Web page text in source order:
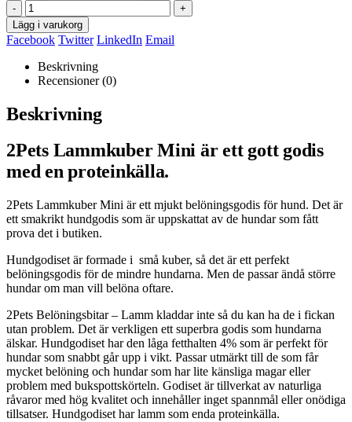
-
+
Lägg i varukorg
Facebook Twitter LinkedIn Email
Beskrivning
Recensioner (0)
Beskrivning
2Pets Lammkuber Mini är ett gott godis
med en proteinkälla.
2Pets Lammkuber Mini är ett mjukt belöningsgodis för hund. Det är
ett smakrikt hundgodis som är uppskattat av de hundar som fått
prova det i butiken.
Hundgodiset är formade i små kuber, så det är ett perfekt
belöningsgodis för de mindre hundarna. Men de passar ändå större
hundar om man vill belöna oftare.
2Pets Belöningsbitar – Lamm kladdar inte så du kan ha de i fickan
utan problem. Det är verkligen ett superbra godis som hundarna
älskar. Hundgodiset har den låga fetthalten 4% som är perfekt för
hundar som snabbt går upp i vikt. Passar utmärkt till de som får
mycket belöning och hundar som har lite känsliga magar eller
problem med bukspottskörteln. Godiset är tillverkat av naturliga
råvaror med hög kvalitet och innehåller inget spannmål eller onödiga
tillsatser. Hundgodiset har lamm som enda proteinkälla.